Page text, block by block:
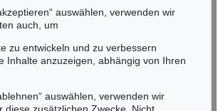
874
, 1999
Auktion 489 - Lot 102
G. GRAUBNER
Ohne Titel (Farbraumkörper, rot), 1987
Ergebnis: € 150.000
8618661
mehr verpassen!
Sie rechtzeitig.
auswählen, verwenden wir
auch, um
zu entwickeln und zu verbessern
Inhalte anzuzeigen, abhängig von Ihren
auswählen, verwenden wir